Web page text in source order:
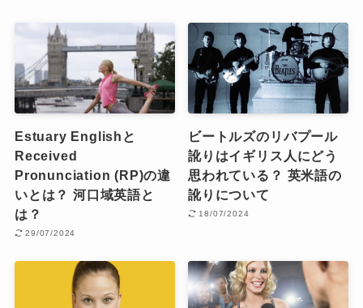
Estuary Englishと
Received
Pronunciation (RP)の違
いとは？ 河口域英語と
は？
29/07/2024
ビートルズのリバプール
訛りはイギリス人にどう
思われている？ 英米語の
訛りについて
18/07/2024